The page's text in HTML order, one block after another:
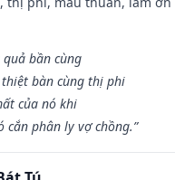
quả bần cùng
bàn cùng thị phi
của nó khi
cắn phân ly vợ chồng.”